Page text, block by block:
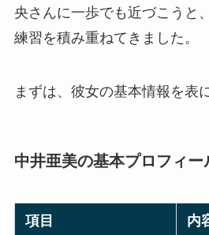
央さんに一歩でも近づこうと
練習を積み重ねてきました。
まずは、彼女の基本情報を表
中井亜美の基本プロフィー
項目 内